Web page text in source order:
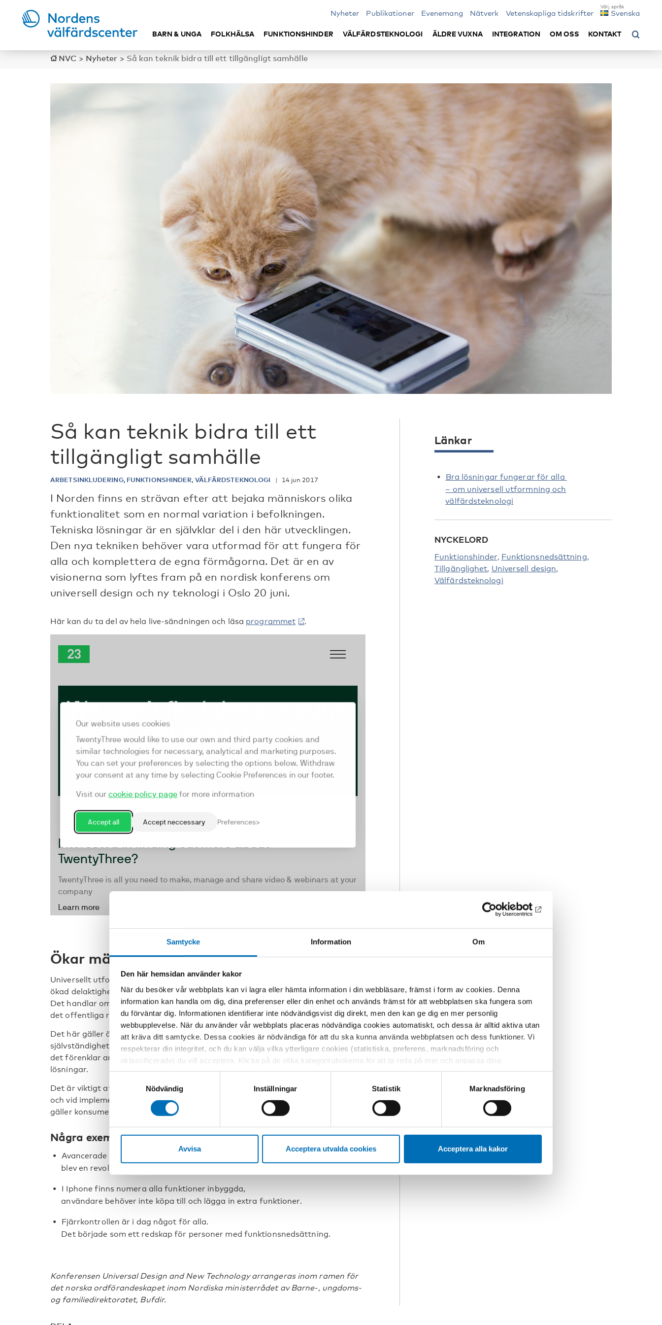
Samtycke Information Om
Den här hemsidan använder kakor
När du besöker vår webbplats kan vi lagra eller hämta information i din webbläsare, främst i form av cookies. Denna
information kan handla om dig, dina preferenser eller din enhet och används främst för att webbplatsen ska fungera som
du förväntar dig. Informationen identifierar inte nödvändigsvist dig direkt, men den kan ge dig en mer personlig
webbupplevelse. När du använder vår webbplats placeras nödvändiga cookies automatiskt, och dessa är alltid aktiva utan
att kräva ditt samtycke. Dessa cookies är nödvändiga för att du ska kunna använda webbplatsen och dess funktioner. Vi
respekterar din integritet, och du kan välja vilka ytterligare cookies (statistiska, preferens, marknadsföring och
oklassificerade) du vill acceptera. Klicka på de olika kategorirubrikerna för att ta reda på mer och anpassa dina
inställningar för cookies. Observera att blockering av cookies kan påverka din upplevelse av webbplatsen och de tjänster
vi erbjuder. Om du har besökt vår webbplats tidigare och accepterat användningen av cookies kan du alltid radera dem
genom att navigera till sekretessinställningarna i din webbläsare.
Nödvändig
Inställningar Statistik Marknadsföring
Avvisa Acceptera utvalda cookies Acceptera alla kakor
Nyheter Publikationer Evenemang Nätverk Vetenskapliga tidskrifter Svenska
BARN & UNGA FOLKHÄLSA FUNKTIONSHINDER VÄLFÄRDSTEKNOLOGI ÄLDRE VUXNA INTEGRATION OM OSS KONTAKT
NVC > Nyheter > Så kan teknik bidra till ett tillgängligt samhälle
Så kan teknik bidra till ett
tillgängligt samhälle
ARBETSINKLUDERING, FUNKTIONSHINDER, VÄLFÄRDSTEKNOLOGI 14 jun 2017
I Norden finns en strävan efter att bejaka människors olika
funktionalitet som en normal variation i befolkningen.
Tekniska lösningar är en självklar del i den här utvecklingen.
Den nya tekniken behöver vara utformad för att fungera för
alla och komplettera de egna förmågorna. Det är en av
visionerna som lyftes fram på en nordisk konferens om
universell design och ny teknologi i Oslo 20 juni.
Här kan du ta del av hela live-sändningen och läsa programmet .
Ökar människors självständighet
Universellt utformad teknologi kan bidra till ett jämlikare samhälle, mer frihet och
ökad delaktighet för alla, men särskilt för personer med funktionsnedsättning.
Det handlar om arbetsplatser, inom politiken, utformning av bostäder, tillgång till
det offentliga rummet och mer.
Det här gäller även för universellt utformad välfärdsteknologi som bidrar till
självständighet. När det fungerar som bäst ökar självständigheten för brukarna,
det förenklar arbetsförhållandena för personalen och det blir kostnadseffektiva
lösningar.
Det är viktigt att ha med slutanvändarna när man tar fram produkter och tjänster
och vid implementering av teknik. Att utveckla produkter går snabbare när det
gäller konsumentprodukter än hjälpmedel.
Några exempel på detta:
Avancerade telefoner där det går att ringa med bild
blev en revolution för döva – resultatet av vanlig konsumentprodukt.
I Iphone finns numera alla funktioner inbyggda,
användare behöver inte köpa till och lägga in extra funktioner.
Fjärrkontrollen är i dag något för alla.
Det började som ett redskap för personer med funktionsnedsättning.
Konferensen Universal Design and New Technology arrangeras inom ramen för
det norska ordförandeskapet inom Nordiska ministerrådet av Barne-, ungdoms-
og familiedirektoratet, Bufdir.
Länkar
Bra lösningar fungerar för alla
– om universell utformning och
välfärdsteknologi
NYCKELORD
Funktionshinder Funktionsnedsättning
Tillgänglighet Universell design
Välfärdsteknologi